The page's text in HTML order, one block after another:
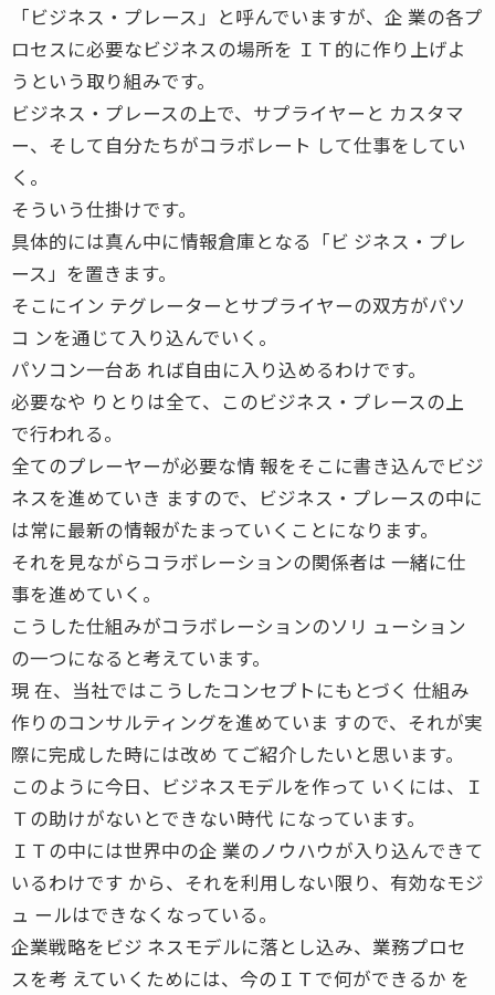
「ビジネス・プレース」と呼んでいますが、企 業の各プ
ロセスに必要なビジネスの場所を ＩＴ的に作り上げよ
うという取り組みです。
ビジネス・プレースの上で、サプライヤーと カスタマ
ー、そして自分たちがコラボレート して仕事をしてい
く。
そういう仕掛けです。
具体的には真ん中に情報倉庫となる「ビ ジネス・プレ
ース」を置きます。
そこにイン テグレーターとサプライヤーの双方がパソ
コ ンを通じて入り込んでいく。
パソコン一台あ れば自由に入り込めるわけです。
必要なや りとりは全て、このビジネス・プレースの上
で行われる。
全てのプレーヤーが必要な情 報をそこに書き込んでビジ
ネスを進めていき ますので、ビジネス・プレースの中に
は常に最新の情報がたまっていくことになります。
それを見ながらコラボレーションの関係者は 一緒に仕
事を進めていく。
こうした仕組みがコラボレーションのソリ ューション
の一つになると考えています。
現 在、当社ではこうしたコンセプトにもとづく 仕組み
作りのコンサルティングを進めていま すので、それが実
際に完成した時には改め てご紹介したいと思います。
このように今日、ビジネスモデルを作って いくには、Ｉ
Ｔの助けがないとできない時代 になっています。
ＩＴの中には世界中の企 業のノウハウが入り込んできて
いるわけです から、それを利用しない限り、有効なモジ
ュ ールはできなくなっている。
企業戦略をビジ ネスモデルに落とし込み、業務プロセ
スを考 えていくためには、今のＩＴで何ができるか を